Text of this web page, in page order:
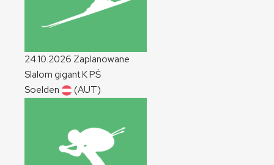
24.10.2026 Zaplanowane
Slalom gigantKPŚ
Soelden
(AUT)